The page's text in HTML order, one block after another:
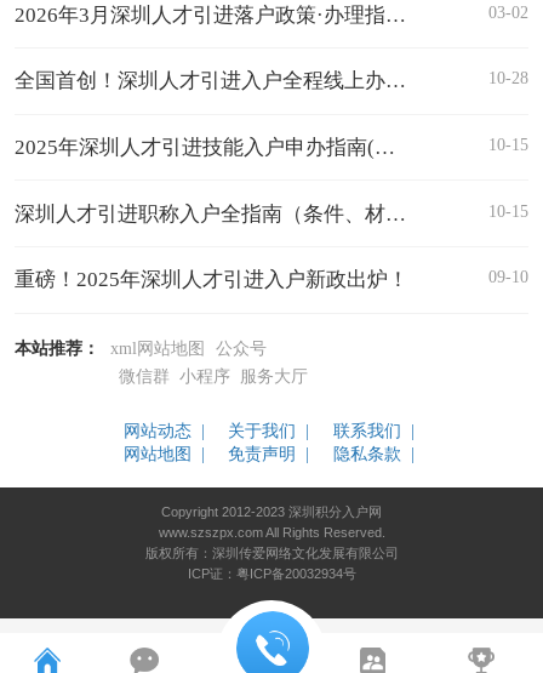
2026年3月深圳人才引进落户政策·办理指南（全年可办） 03-02
全国首创！深圳人才引进入户全程线上办理，最快半小时搞定 10-28
2025年深圳人才引进技能入户申办指南(条件、材料、流程、补贴、类型) 10-15
深圳人才引进职称入户全指南（条件、材料、流程、职称类型） 10-15
重磅！2025年深圳人才引进入户新政出炉！ 09-10
本站推荐： xml网站地图
公众号
微信群 小程序 服务大厅
网站动态 | 关于我们 |
联系我们 |
网站地图 |
免责声明 | 隐私条款 |
Copyright 2012-2023 深圳积分入户网
www.szszpx.com All Rights Reserved.
版权所有：深圳传爱网络文化发展有限公司
ICP证：粤ICP备20032934号